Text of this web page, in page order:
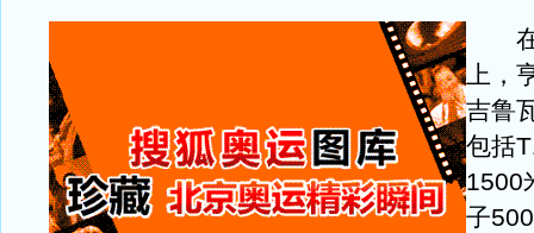
在
上，
吉鲁
包括
1500
子